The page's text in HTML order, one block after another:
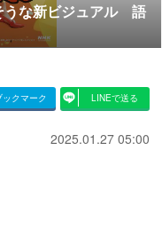
うな新ビジュアル 語
ックマーク LINEで送る
2025.01.27 05:00